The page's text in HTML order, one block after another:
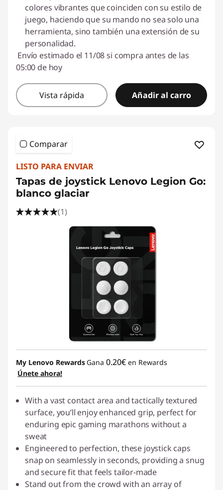
colores vibrantes que coinciden con su estilo de
juego, haciendo que su mando no sea solo una
herramienta, sino también una extensión de su
personalidad.
Envío estimado el 11/08 si compra antes de las
05:00 de hoy
Vista rápida Añadir al carro
Comparar
LISTO PARA ENVIAR
Tapas de joystick Lenovo Legion Go:
blanco glaciar
(1)
My Lenovo Rewards Gana 0.20€ en Rewards
Únete ahora!
With a vast contact area and tactically textured
surface, you’ll enjoy enhanced grip, perfect for
enduring epic gaming marathons without a
sweat
Engineered to perfection, these joystick caps
snap on seamlessly in seconds, providing a snug
and secure fit that feels tailor-made
Stand out from the crowd with an array of